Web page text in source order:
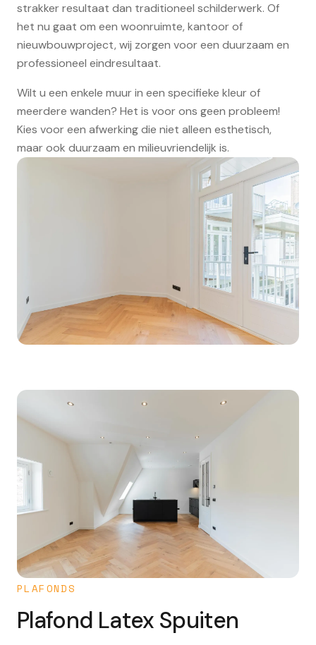
strakker resultaat dan traditioneel schilderwerk. Of
het nu gaat om een woonruimte, kantoor of
nieuwbouwproject, wij zorgen voor een duurzaam en
professioneel eindresultaat.
Wilt u een enkele muur in een specifieke kleur of
meerdere wanden? Het is voor ons geen probleem!
Kies voor een afwerking die niet alleen esthetisch,
maar ook duurzaam en milieuvriendelijk is.
PLAFONDS
Plafond Latex Spuiten